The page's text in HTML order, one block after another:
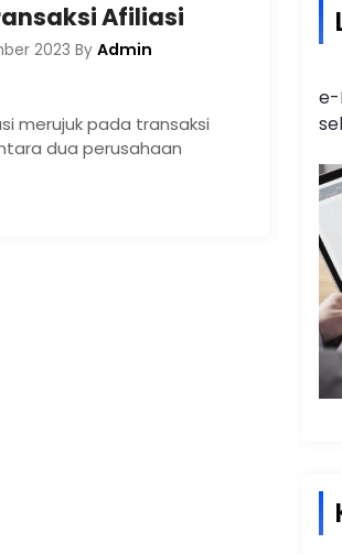
Afiliasi
2023 By Admin
merujuk pada transaksi
dua perusahaan
e-